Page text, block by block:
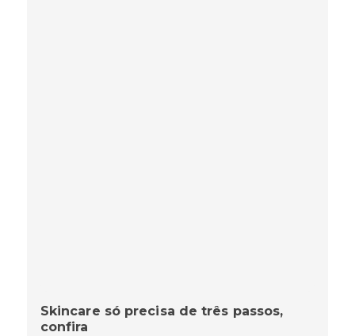
Skincare só precisa de três passos,
confira